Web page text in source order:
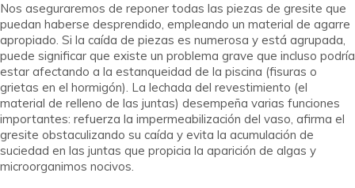
Nos aseguraremos de reponer todas las piezas de gresite que
puedan haberse desprendido, empleando un material de agarre
apropiado. Si la caída de piezas es numerosa y está agrupada,
puede significar que existe un problema grave que incluso podría
estar afectando a la estanqueidad de la piscina (fisuras o
grietas en el hormigón). La lechada del revestimiento (el
material de relleno de las juntas) desempeña varias funciones
importantes: refuerza la impermeabilización del vaso, afirma el
gresite obstaculizando su caída y evita la acumulación de
suciedad en las juntas que propicia la aparición de algas y
microorganimos nocivos.